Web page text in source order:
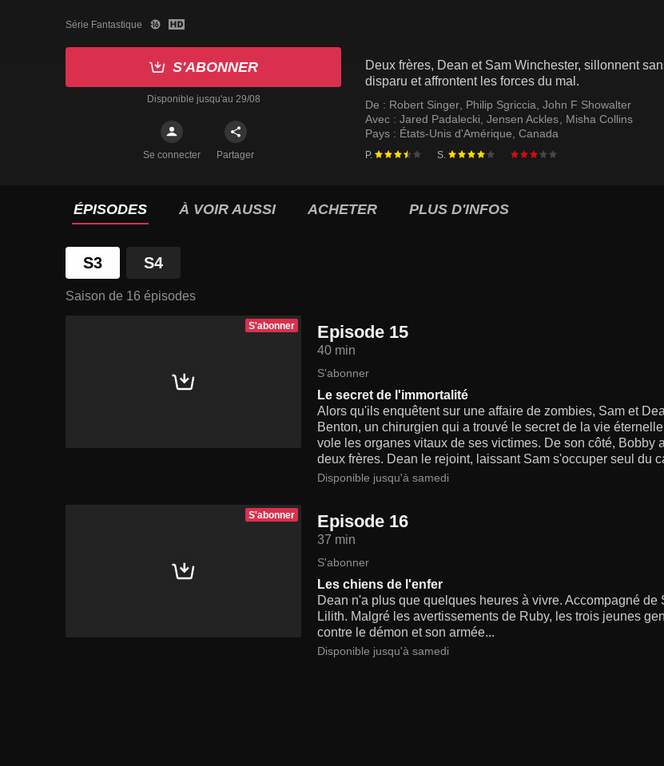
Série Fantastique
S'ABONNER
Disponible jusqu'au 29/08
Se connecter Partager
Deux frères, Dean et Sam Winchester, sillonnent
disparu et affrontent les forces du mal.
De : Robert Singer Philip Sgriccia John F Showalter
Avec : Jared Padalecki Jensen Ackles
Misha Collins
Pays : États-Unis d'Amérique Canada
P. S.
ÉPISODES À VOIR AUSSI ACHETER PLUS D'INFOS
S3 S4
Saison de 16 épisodes
S'abonner Episode 15
40 min
S'abonner
Le secret de l'immortalité
Alors qu'ils enquêtent sur une affaire de zombies, Sam et
Benton, un chirurgien qui a trouvé le secret de la vie
vole les organes vitaux de ses victimes. De son côté, Bobby
deux frères. Dean le rejoint, laissant Sam s'occuper seul du
Disponible jusqu'à samedi
S'abonner Episode 16
37 min
S'abonner
Les chiens de l'enfer
Dean n'a plus que quelques heures à vivre. Accompagné
Lilith. Malgré les avertissements de Ruby, les trois jeunes
contre le démon et son armée...
Disponible jusqu'à samedi